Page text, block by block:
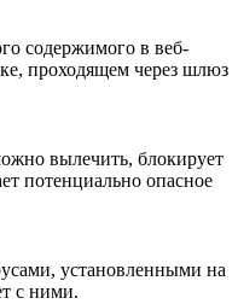
содержимого в веб-
проходящем через шлюз
вылечить, блокирует
потенциально опасное
установленными на
с ними.